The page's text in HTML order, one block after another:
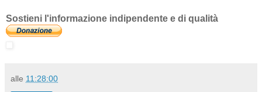
Sostieni l'informazione indipendente e di qualità
alle 11:28:00